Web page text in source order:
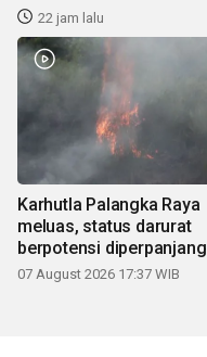
22 jam lalu
Karhutla Palangka Raya
meluas, status darurat
berpotensi diperpanjang
07 August 2026 17:37 WIB